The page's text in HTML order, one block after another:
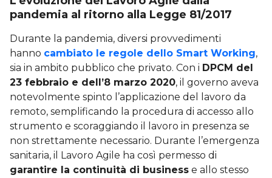
pandemia al ritorno alla Legge 81/2017
Durante la pandemia, diversi provvedimenti
hanno cambiato le regole dello Smart Working,
sia in ambito pubblico che privato. Con i DPCM del
23 febbraio e dell’8 marzo 2020, il governo aveva
notevolmente spinto l’applicazione del lavoro da
remoto, semplificando la procedura di accesso allo
strumento e scoraggiando il lavoro in presenza se
non strettamente necessario. Durante l’emergenza
sanitaria, il Lavoro Agile ha così permesso di
garantire la continuità di business e allo stesso